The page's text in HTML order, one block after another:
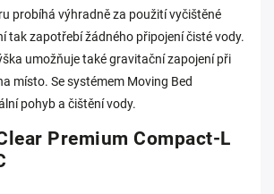
probíhá výhradně za použití vyčištěné
tak zapotřebí žádného připojení čisté vody.
umožňuje také gravitační zapojení při
místo. Se systémem Moving Bed
pohyb a čištění vody.
Premium Compact-L